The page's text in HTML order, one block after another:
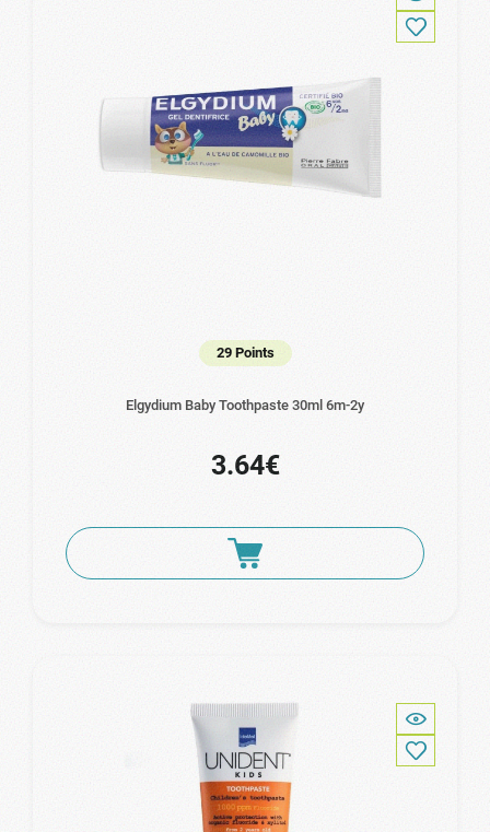
29 Points
Elgydium Baby Toothpaste 30ml 6m-2y
3.64€